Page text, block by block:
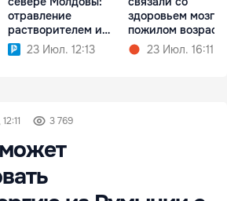
отравление
растворителем и
травма бензопилой
23 Июл. 12:13
здоровьем мозга
пожилом
23 Июл. 16:11
3 769